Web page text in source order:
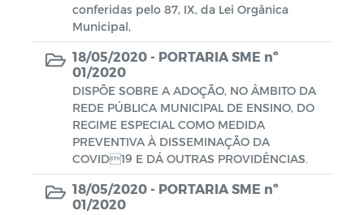
Processo Seletivo
Documentos
Emendas Parlamentares
Decretos SIAFIC
Portaria da Comissão - SIAFIC
Documentos - SIAFIC
conferidas pelo 87, IX, da Lei Orgânica
Municipal,
18/05/2020 - PORTARIA SME nº
01/2020
DISPÕE SOBRE A ADOÇÃO, NO ÂMBITO DA
REDE PÚBLICA MUNICIPAL DE ENSINO, DO
REGIME ESPECIAL COMO MEDIDA
PREVENTIVA À DISSEMINAÇÃO DA
COVID19 E DÁ OUTRAS PROVIDÊNCIAS.
18/05/2020 - PORTARIA SME nº
01/2020